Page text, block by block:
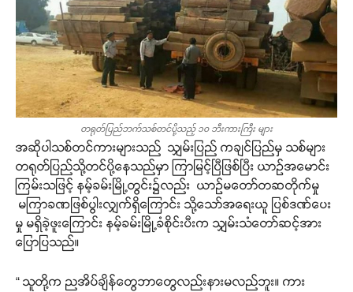
တရုတ်ပြည်ဘက်သစ်တင်ပို့သည့် ၁၀ ဘီးကားကြီး များ
အဆိုပါသစ်တင်ကားများသည် သျှမ်းပြည် ကချင်ပြည်မှ သစ်များ
တရုတ်ပြည်သို့တင်ပို့နေသည်မှာ ကြာမြင့်ပြီဖြစ်ပြီး ယာဉ်အမောင်း
ကြမ်းသဖြင့် နမ့်ခမ်းမြို့တွင်း၌လည်း ယာဉ်မတော်တဆတိုက်မှု
မကြာခဏဖြစ်ပွါးလျှက်ရှိကြောင်း သို့သော်အရေးယူ ပြစ်ဒဏ်ပေး
မှု မရှိခဲ့ဖူးကြောင်း နမ့်ခမ်းမြို့ခံစိုင်းပီးက သျှမ်းသံတော်ဆင့်အား
ပြောပြသည်။
“ သူတို့က ညအိပ်ချိန်တွေဘာတွေလည်းနားမလည်ဘူး။ ကား